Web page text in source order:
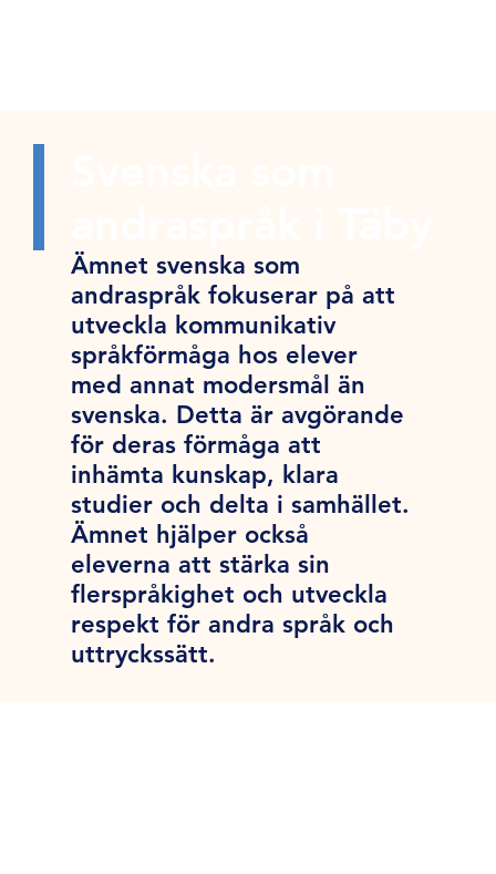
Ämnet svenska som
andraspråk fokuserar på att
utveckla kommunikativ
språkförmåga hos elever
med annat modersmål än
svenska. Detta är avgörande
för deras förmåga att
inhämta kunskap, klara
studier och delta i samhället.
Ämnet hjälper också
eleverna att stärka sin
flerspråkighet och utveckla
respekt för andra språk och
uttryckssätt.